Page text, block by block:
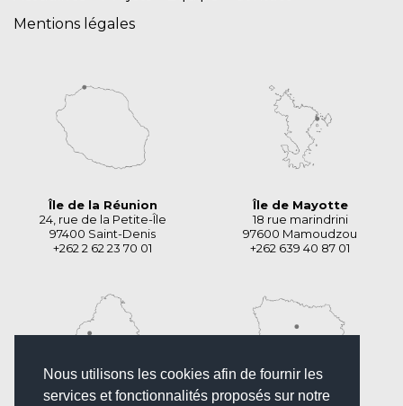
Nous utilisons les cookies afin de fournir les
services et fonctionnalités proposés sur notre
Mentions légales
Île de la Réunion
24, rue de la Petite-Île
97400 Saint-Denis
+262 2 62 23 70 01
Île de Mayotte
18 rue marindrini
97600 Mamoudzou
+262 639 40 87 01